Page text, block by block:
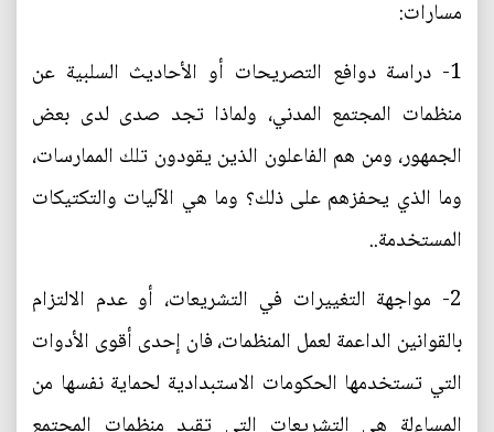
مسارات:
1- دراسة دوافع التصريحات أو الأحاديث السلبية عن
منظمات المجتمع المدني، ولماذا تجد صدى لدى بعض
الجمهور، ومن هم الفاعلون الذين يقودون تلك الممارسات،
وما الذي يحفزهم على ذلك؟ وما هي الآليات والتكتيكات
المستخدمة..
2- مواجهة التغييرات في التشريعات، أو عدم الالتزام
بالقوانين الداعمة لعمل المنظمات، فان إحدى أقوى الأدوات
التي تستخدمها الحكومات الاستبدادية لحماية نفسها من